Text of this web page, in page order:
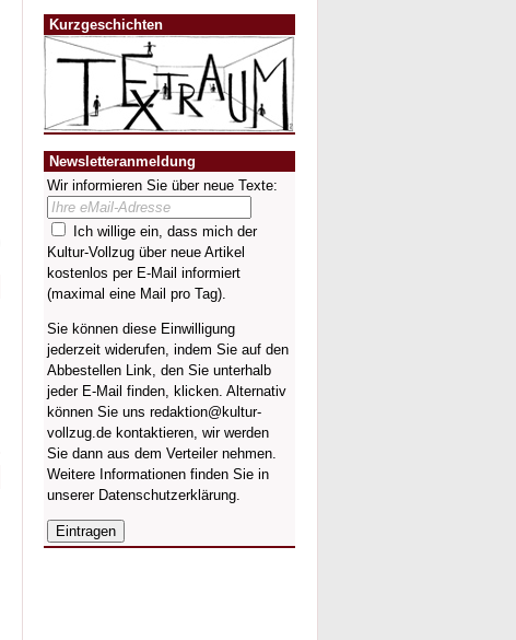
Kurzgeschichten
Newsletteranmeldung
Wir informieren Sie über neue Texte:
Ich willige ein, dass mich der
Kultur-Vollzug über neue Artikel
kostenlos per E-Mail informiert
(maximal eine Mail pro Tag).
Sie können diese Einwilligung
jederzeit widerufen, indem Sie auf den
Abbestellen Link, den Sie unterhalb
jeder E-Mail finden, klicken. Alternativ
können Sie uns redaktion@kultur-
vollzug.de kontaktieren, wir werden
Sie dann aus dem Verteiler nehmen.
Weitere Informationen finden Sie in
unserer Datenschutzerklärung.